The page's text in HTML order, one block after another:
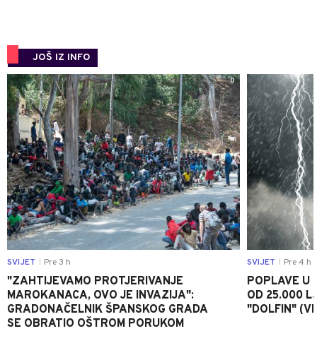
JOŠ IZ INFO
0
SVIJET Pre 3 h
"ZAHTIJEVAMO PROTJERIVANJE
MAROKANACA, OVO JE INVAZIJA":
GRADONAČELNIK ŠPANSKOG GRADA
SE OBRATIO OŠTROM PORUKOM
SVIJET Pre 4 h
POPLAVE U
OD 25.000
"DOLFIN"